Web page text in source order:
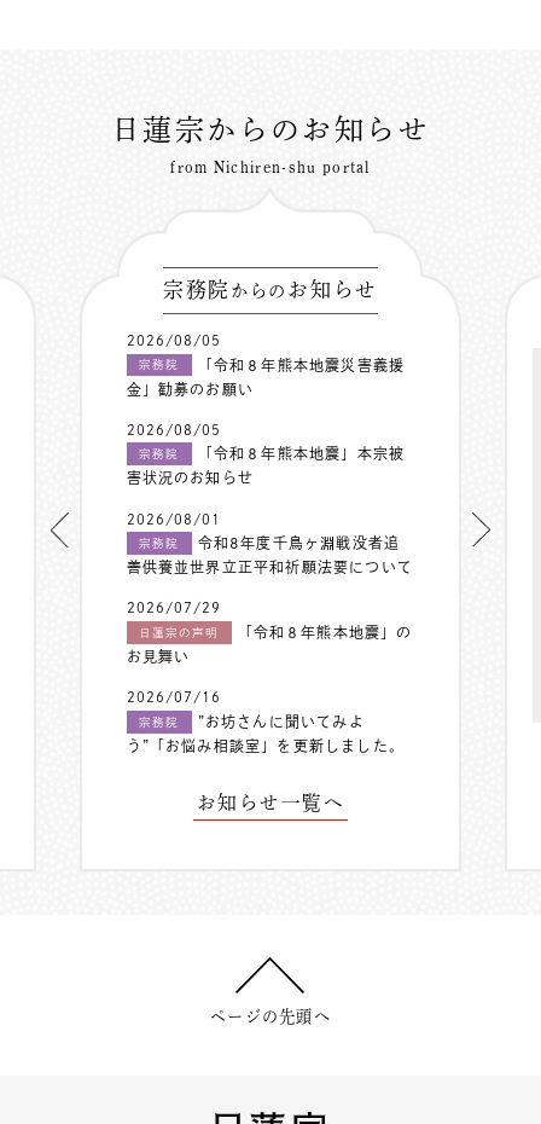
日蓮宗からのお知らせ
from Nichiren-shu portal
宗務院 からの お知らせ
2026/08/05
宗務院
「令和８年熊本地震災害義援
金」勧募のお願い
2026/08/05
宗務院
「令和８年熊本地震」本宗被
害状況のお知らせ
2026/08/01
宗務院
令和8年度千鳥ヶ淵戦没者追
善供養並世界立正平和祈願法要について
2026/07/29
日蓮宗の声明
「令和８年熊本地震」の
お見舞い
2026/07/16
宗務院
”お坊さんに聞いてみよ
う”「お悩み相談室」を更新しました。
お知らせ一覧へ
ページの先頭へ